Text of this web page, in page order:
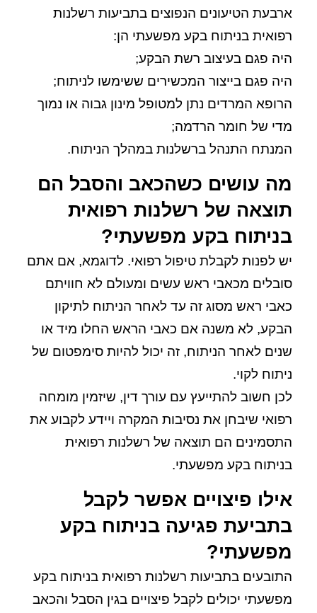
ארבעת הטיעונים הנפוצים בתביעות רשלנות
רפואית בניתוח בקע מפשעתי הן:
היה פגם בעיצוב רשת הבקע;
היה פגם בייצור המכשירים ששימשו לניתוח;
הרופא המרדים נתן למטופל מינון גבוה או נמוך
מדי של חומר הרדמה;
המנתח התנהל ברשלנות במהלך הניתוח.
מה עושים כשהכאב והסבל הם
תוצאה של רשלנות רפואית
בניתוח בקע מפשעתי?
יש לפנות לקבלת טיפול רפואי. לדוגמא, אם אתם
סובלים מכאבי ראש עשים ומעולם לא חוויתם
כאבי ראש מסוג זה עד לאחר הניתוח לתיקון
הבקע, לא משנה אם כאבי הראש החלו מיד או
שנים לאחר הניתוח, זה יכול להיות סימפטום של
ניתוח לקוי.
לכן חשוב להתייעץ עם עורך דין, שיזמין מומחה
רפואי שיבחן את נסיבות המקרה ויידע לקבוע את
התסמינים הם תוצאה של רשלנות רפואית
בניתוח בקע מפשעתי.
אילו פיצויים אפשר לקבל
בתביעת פגיעה בניתוח בקע
מפשעתי?
התובעים בתביעות רשלנות רפואית בניתוח בקע
מפשעתי יכולים לקבל פיצויים בגין הסבל והכאב